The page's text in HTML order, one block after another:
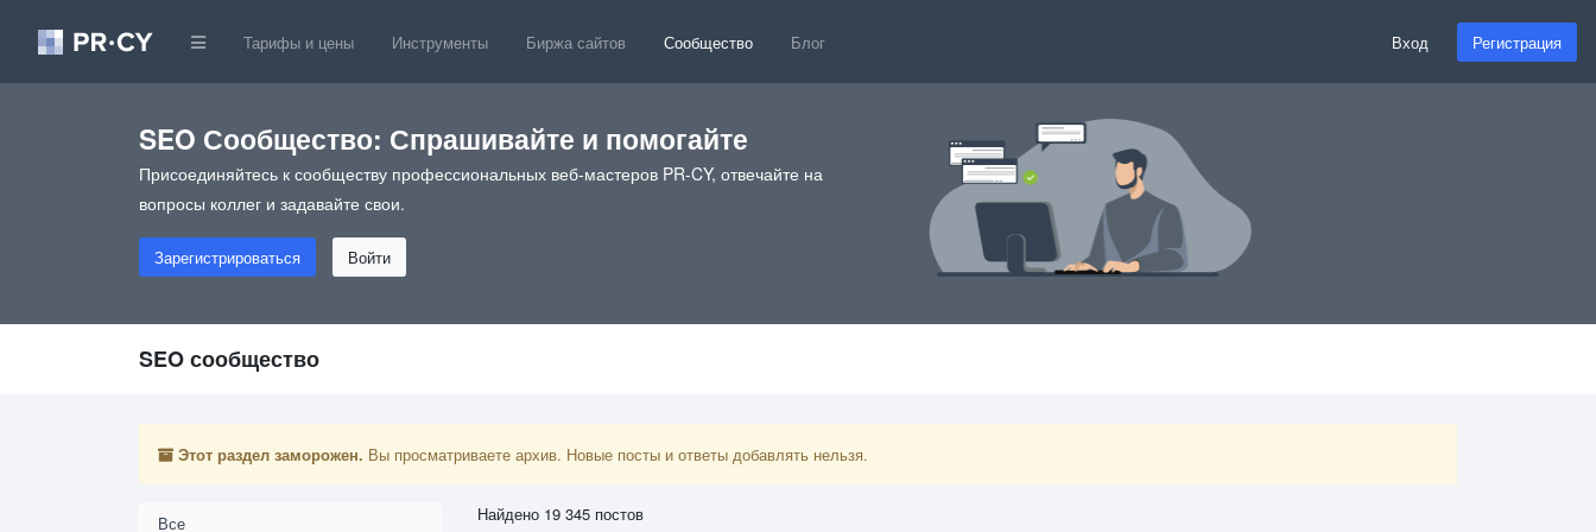
Тарифы и цены Инструменты Биржа сайтов Сообщество Блог Вход Регистрация
SEO Сообщество: Спрашивайте и помогайте
Присоединяйтесь к сообществу профессиональных веб-мастеров PR-CY, отвечайте на
вопросы коллег и задавайте свои.
Зарегистрироваться Войти
SEO сообщество
Этот раздел заморожен. Вы просматриваете архив. Новые посты и ответы добавлять нельзя.
Все Найдено 19 345 постов